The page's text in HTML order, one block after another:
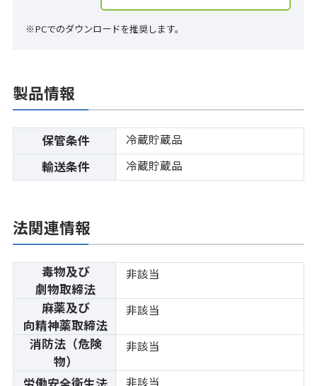
※PCでのダウンロードを推奨します。
製品情報
保管条件 冷蔵貯蔵品
輸送条件 冷蔵貯蔵品
法関連情報
毒物及び
劇物取締法
非該当
麻薬及び
向精神薬取締法
非該当
消防法（危険
物）
非該当
非該当